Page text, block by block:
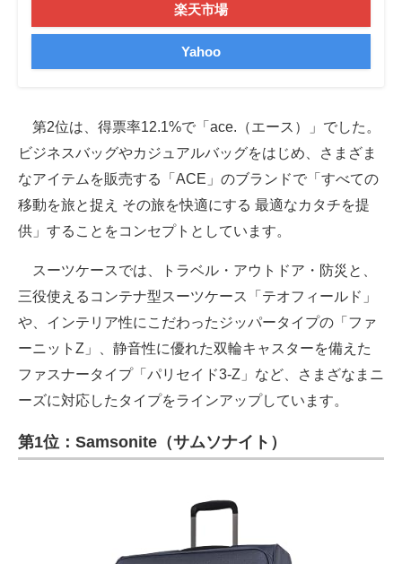
楽天市場
Yahoo
第2位は、得票率12.1%で「ace.（エース）」でした。
ビジネスバッグやカジュアルバッグをはじめ、さまざま
なアイテムを販売する「ACE」のブランドで「すべての
移動を旅と捉え その旅を快適にする 最適なカタチを提
供」することをコンセプトとしています。
スーツケースでは、トラベル・アウトドア・防災と、
三役使えるコンテナ型スーツケース「テオフィールド」
や、インテリア性にこだわったジッパータイプの「ファ
ーニットZ」、静音性に優れた双輪キャスターを備えた
ファスナータイプ「パリセイド3-Z」など、さまざなまニ
ーズに対応したタイプをラインアップしています。
第1位：Samsonite（サムソナイト）